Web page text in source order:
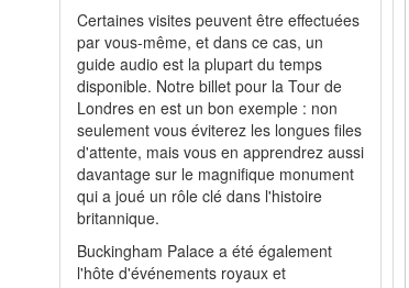
Certaines visites peuvent être effectuées
par vous-même, et dans ce cas, un
guide audio est la plupart du temps
disponible. Notre billet pour la Tour de
Londres en est un bon exemple : non
seulement vous éviterez les longues files
d'attente, mais vous en apprendrez aussi
davantage sur le magnifique monument
qui a joué un rôle clé dans l'histoire
britannique.
Buckingham Palace a été également
l'hôte d'événements royaux et